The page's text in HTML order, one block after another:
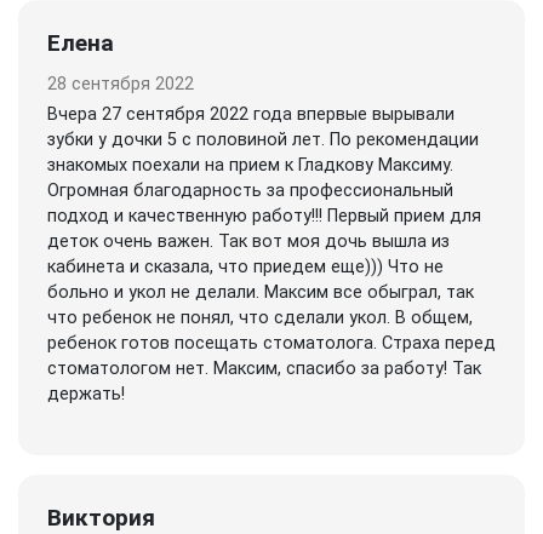
Елена
28 сентября 2022
Вчера 27 сентября 2022 года впервые вырывали
зубки у дочки 5 с половиной лет. По рекомендации
знакомых поехали на прием к Гладкову Максиму.
Огромная благодарность за профессиональный
подход и качественную работу!!! Первый прием для
деток очень важен. Так вот моя дочь вышла из
кабинета и сказала, что приедем еще))) Что не
больно и укол не делали. Максим все обыграл, так
что ребенок не понял, что сделали укол. В общем,
ребенок готов посещать стоматолога. Страха перед
стоматологом нет. Максим, спасибо за работу! Так
держать!
Виктория